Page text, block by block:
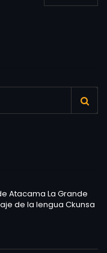
Atacama La Grande
de la lengua Ckunsa